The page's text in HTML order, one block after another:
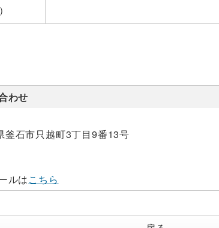
わせ
釜石市只越町3丁目9番13号
ルはこちら